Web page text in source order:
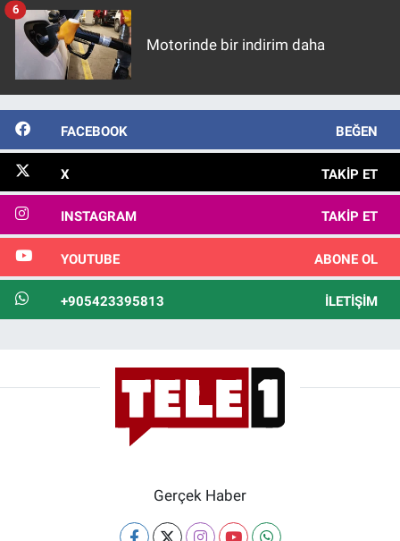
Motorinde bir indirim daha
6
FACEBOOK BEĞEN
X TAKIP ET
INSTAGRAM TAKIP ET
YOUTUBE ABONE OL
+905423395813 İLETIŞIM
Gerçek Haber